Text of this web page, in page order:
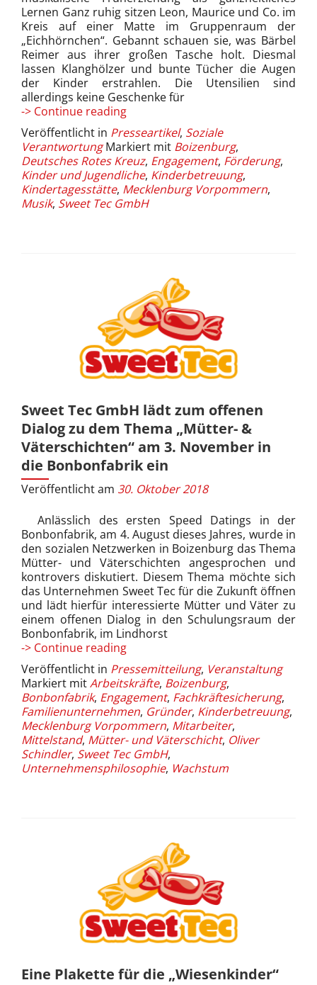
Lernen Ganz ruhig sitzen Leon, Maurice und Co. im
Kreis auf einer Matte im Gruppenraum der
„Eichhörnchen“. Gebannt schauen sie, was Bärbel
Reimer aus ihrer großen Tasche holt. Diesmal
lassen Klanghölzer und bunte Tücher die Augen
der Kinder erstrahlen. Die Utensilien sind
allerdings keine Geschenke für
-> Continue readingDRK-
IN
BOIZENBURG
–
Musik
ist
weitaus
Veröffentlicht in Presseartikel, Soziale
Verantwortung Markiert mit Boizenburg,
Deutsches Rotes Kreuz, Engagement, Förderung,
Kinder und Jugendliche, Kinderbetreuung,
Kindertagesstätte, Mecklenburg Vorpommern,
Musik, Sweet Tec GmbH
Sweet Tec GmbH lädt zum offenen
Dialog zu dem Thema „Mütter- &
Väterschichten“ am 3. November in
die Bonbonfabrik ein
Veröffentlicht am 30. Oktober 2018
Anlässlich des ersten Speed Datings in der
Bonbonfabrik, am 4. August dieses Jahres, wurde in
den sozialen Netzwerken in Boizenburg das Thema
Mütter- und Väterschichten angesprochen und
kontrovers diskutiert. Diesem Thema möchte sich
das Unternehmen Sweet Tec für die Zukunft öffnen
und lädt hierfür interessierte Mütter und Väter zu
einem offenen Dialog in den Schulungsraum der
Bonbonfabrik, im Lindhorst
-> Continue readingSweet
GmbH
lädt
zum
offenen
Dialog
zu
dem
Thema
November
in
die
Bonbonfabrik
ein
Veröffentlicht in Pressemitteilung, Veranstaltung
Markiert mitArbeitskräfte, Boizenburg,
Bonbonfabrik, Engagement, Fachkräftesicherung,
Familienunternehmen, Gründer, Kinderbetreuung,
Mecklenburg Vorpommern, Mitarbeiter,
Mittelstand, Mütter- und Väterschicht, Oliver
Schindler, Sweet Tec GmbH,
Unternehmensphilosophie, Wachstum
Eine Plakette für die „Wiesenkinder“